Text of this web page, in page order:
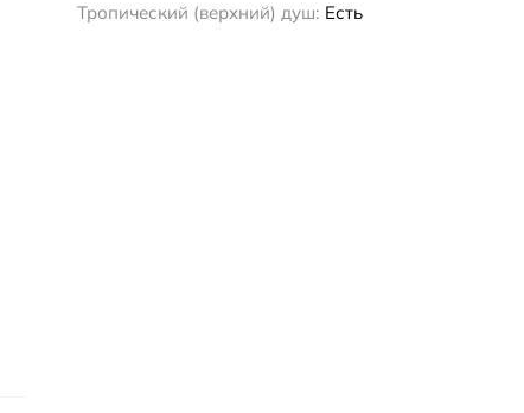
Тропический (верхний) душ: Есть